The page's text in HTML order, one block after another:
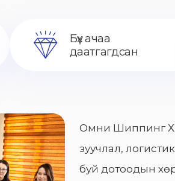
Бүх ачаа
даатгагдсан
Омни Шиппинг
зуучлал,
буй дотоодын